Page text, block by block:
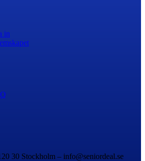
in
30 Stockholm – info@seniordeal.se